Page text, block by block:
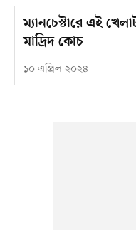
ম্যানচেস্টারে এই
মাদ্রিদ কোচ
১০ এপ্রিল ২০২৪